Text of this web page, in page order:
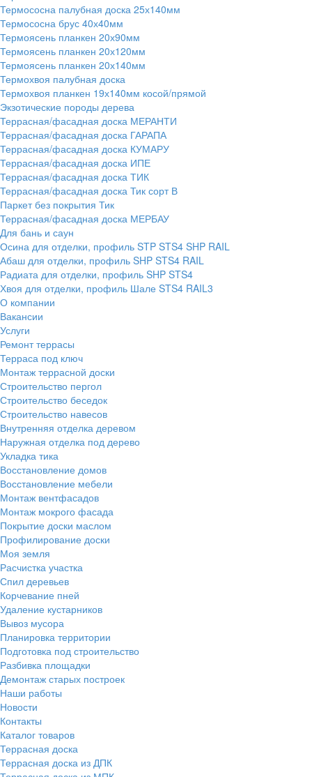
Термососна палубная доска 25х140мм
Термососна брус 40х40мм
Термоясень планкен 20х90мм
Термоясень планкен 20х120мм
Термоясень планкен 20х140мм
Термохвоя палубная доска
Термохвоя планкен 19х140мм косой/прямой
Экзотические породы дерева
Террасная/фасадная доска МЕРАНТИ
Террасная/фасадная доска ГАРАПА
Террасная/фасадная доска КУМАРУ
Террасная/фасадная доска ИПЕ
Террасная/фасадная доска ТИК
Террасная/фасадная доска Тик сорт В
Паркет без покрытия Тик
Террасная/фасадная доска МЕРБАУ
Для бань и саун
Осина для отделки, профиль STP STS4 SHP RAIL
Абаш для отделки, профиль SHP STS4 RAIL
Радиата для отделки, профиль SHP STS4
Хвоя для отделки, профиль Шале STS4 RAIL3
О компании
Вакансии
Услуги
Ремонт террасы
Терраса под ключ
Монтаж террасной доски
Строительство пергол
Строительство беседок
Строительство навесов
Внутренняя отделка деревом
Наружная отделка под дерево
Укладка тика
Восстановление домов
Восстановление мебели
Монтаж вентфасадов
Монтаж мокрого фасада
Покрытие доски маслом
Профилирование доски
Моя земля
Расчистка участка
Спил деревьев
Корчевание пней
Удаление кустарников
Вывоз мусора
Планировка территории
Подготовка под строительство
Разбивка площадки
Демонтаж старых построек
Наши работы
Новости
Контакты
Каталог товаров
Террасная доска
Террасная доска из ДПК